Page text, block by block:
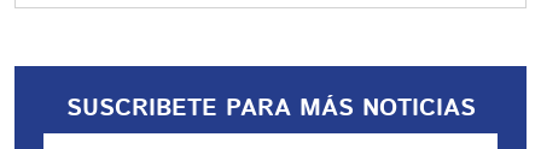
SUSCRIBETE PARA MÁS NOTICIAS